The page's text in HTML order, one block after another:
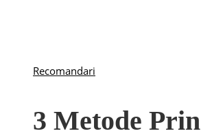
Recomandari
3 Metode Prin